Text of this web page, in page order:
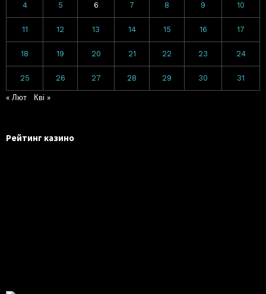
4 5 6 7 8 9 10
11 12 13 14 15 16 17
18 19 20 21 22 23 24
25 26 27 28 29 30 31
« Лют Кві »
Рейтинг казино